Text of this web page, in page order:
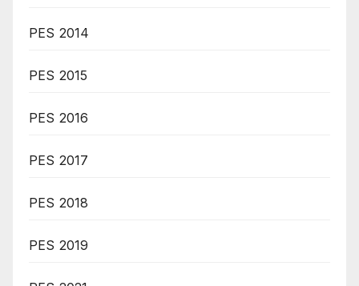
PES 2014
PES 2015
PES 2016
PES 2017
PES 2018
PES 2019